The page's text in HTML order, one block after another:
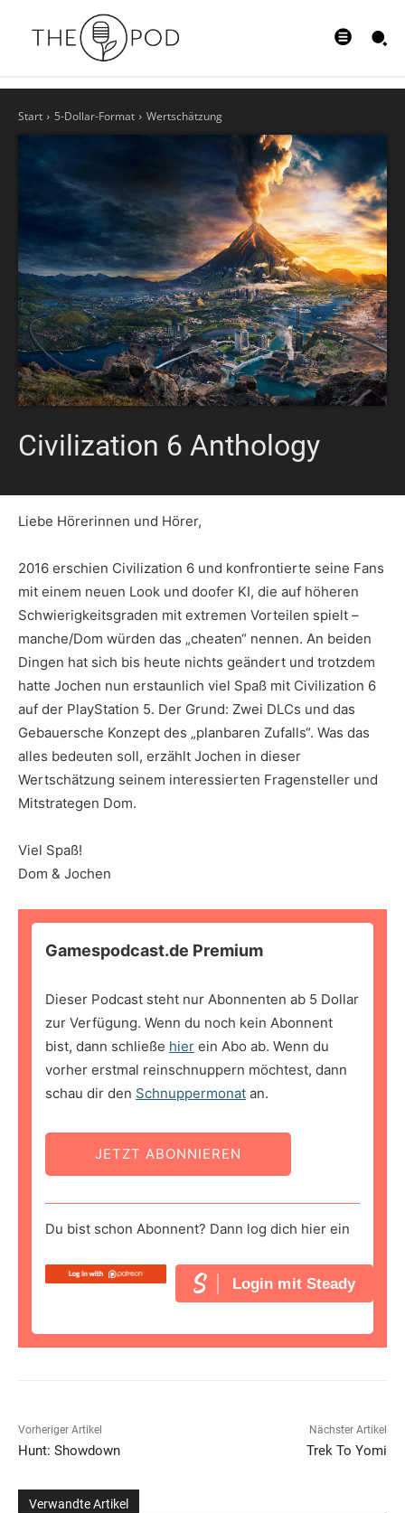
Start 5-Dollar-Format Wertschätzung
Civilization 6 Anthology
Liebe Hörerinnen und Hörer,
2016 erschien Civilization 6 und konfrontierte seine Fans
mit einem neuen Look und doofer KI, die auf höheren
Schwierigkeitsgraden mit extremen Vorteilen spielt –
manche/Dom würden das „cheaten“ nennen. An beiden
Dingen hat sich bis heute nichts geändert und trotzdem
hatte Jochen nun erstaunlich viel Spaß mit Civilization 6
auf der PlayStation 5. Der Grund: Zwei DLCs und das
Gebauersche Konzept des „planbaren Zufalls“. Was das
alles bedeuten soll, erzählt Jochen in dieser
Wertschätzung seinem interessierten Fragensteller und
Mitstrategen Dom.
Viel Spaß!
Dom & Jochen
Gamespodcast.de Premium
Dieser Podcast steht nur Abonnenten ab 5 Dollar
zur Verfügung. Wenn du noch kein Abonnent
bist, dann schließe hier ein Abo ab. Wenn du
vorher erstmal reinschnuppern möchtest, dann
schau dir den Schnuppermonat an.
JETZT ABONNIEREN
Du bist schon Abonnent? Dann log dich hier ein
Login mit Steady
Vorheriger Artikel
Hunt: Showdown
Nächster Artikel
Trek To Yomi
Verwandte Artikel